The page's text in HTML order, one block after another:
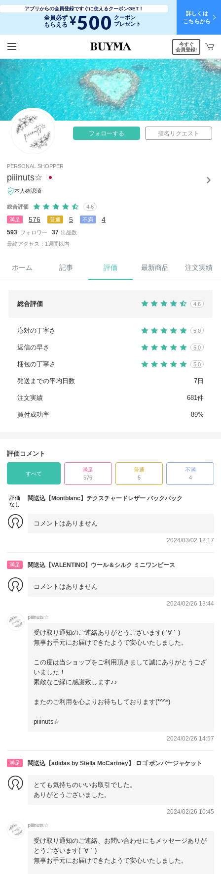
アプリからの会員登録ですぐに使えるクーポンGET！
全員必ず
もらえる ¥500 クーポン
プレゼント
詳しくは
こちらから
今すぐ
会員登録!
フォローする 指名リクエスト
PERSONAL SHOPPER
piiinuts☆
本人確認済
総合評価 4.6
満足 576 普通 5 不満 4
593 フォロワー 37 出品数
最終アクセス：1週間以内
ホーム 記事 評価 最新商品 注文実績
総合評価 4.6
応対の丁寧さ 5.0
返信の早さ 5.0
梱包の丁寧さ 5.0
発送までの平均日数 7日
注文実績 681件
買付成功率 89%
評価コメント
すべて
満足
576
普通
5
不満
4
評価
なし
関送込【Montblanc】テクスチャードレザー バックパック
コメントはありません
2024/03/02 12:17
満足 関送込【VALENTINO】ウール＆シルク ミニワンピース
コメントはありません
2024/02/26 13:44
piiinuts☆
受け取り通知のご連絡ありがとうございます( ´∀｀)
無事お手元にお届けできたようで安心いたしました。
この度は当ショップをご利用頂きまして誠にありがとうござ
いました！
素敵なご縁に感謝致します♪♪
またのご利用を心よりお待ちしております(*^^*)
piiinuts☆
2024/02/26 14:57
満足 関送込【adidas by Stella McCartney】 ロゴ ボンバージャケット
とても気持ちのいいお取引でした。
ありがとうございました。
2024/02/26 10:45
piiinuts☆
受け取り通知のご連絡、お問い合わせにもメッセージありが
とうございます( ´∀｀)
無事お手元にお届けできたようで安心いたしました。